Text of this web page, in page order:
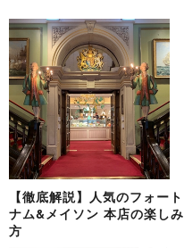
【徹底解説】人気のフォート
ナム&メイソン 本店の楽しみ
方